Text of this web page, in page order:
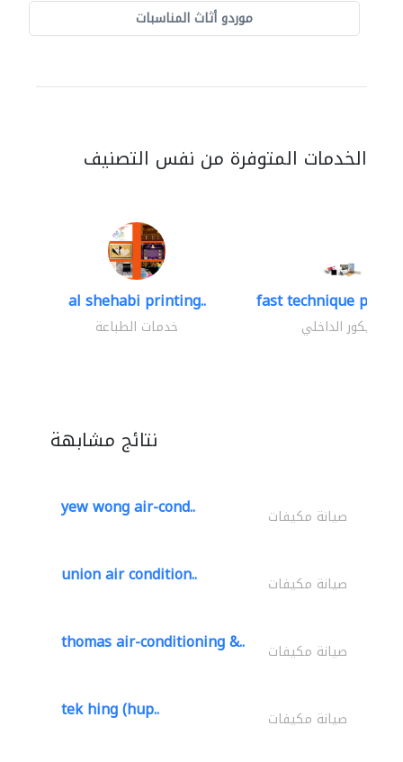
موردو أثاث المناسبات
الخدمات المتوفرة من نفس التصنيف
al shehabi printing..
خدمات الطباعة
fast technique pre-
الديكور الداخلي
نتائج مشابهة
yew wong air-cond.. صيانة مكيفات
union air condition.. صيانة مكيفات
thomas air-conditioning &.. صيانة مكيفات
tek hing (hup.. صيانة مكيفات